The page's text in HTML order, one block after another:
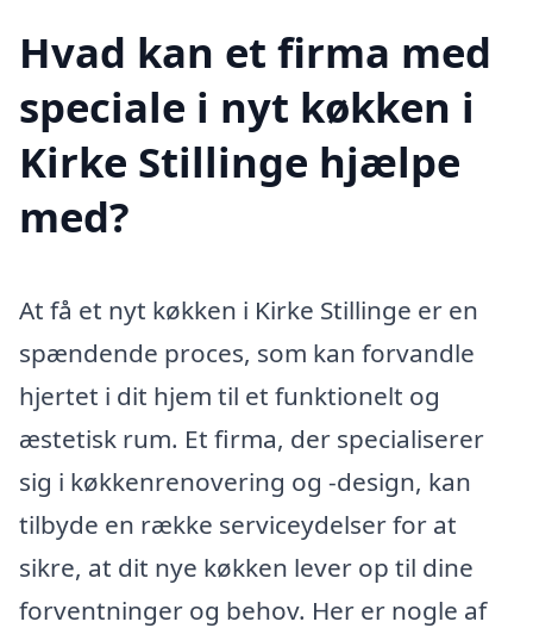
Hvad kan et firma med
speciale i nyt køkken i
Kirke Stillinge hjælpe
med?
At få et nyt køkken i Kirke Stillinge er en
spændende proces, som kan forvandle
hjertet i dit hjem til et funktionelt og
æstetisk rum. Et firma, der specialiserer
sig i køkkenrenovering og -design, kan
tilbyde en række serviceydelser for at
sikre, at dit nye køkken lever op til dine
forventninger og behov. Her er nogle af